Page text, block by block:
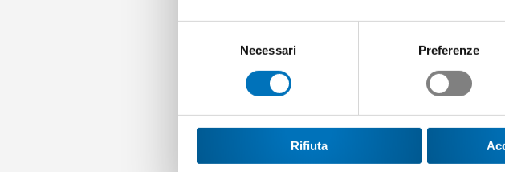
Necessari Preferenze
Rifiuta